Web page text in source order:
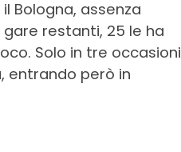
Bologna, assenza
restanti, 25 le ha
Solo in tre occasioni
entrando però in